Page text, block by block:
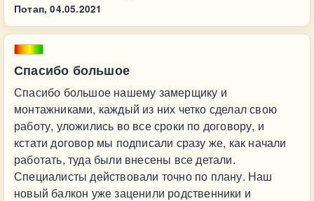
Потап, 04.05.2021
Спасибо большое
Спасибо большое нашему замерщику и
монтажниками, каждый из них четко сделал свою
работу, уложились во все сроки по договору, и
кстати договор мы подписали сразу же, как начали
работать, туда были внесены все детали.
Специалисты действовали точно по плану. Наш
новый балкон уже заценили родственники и